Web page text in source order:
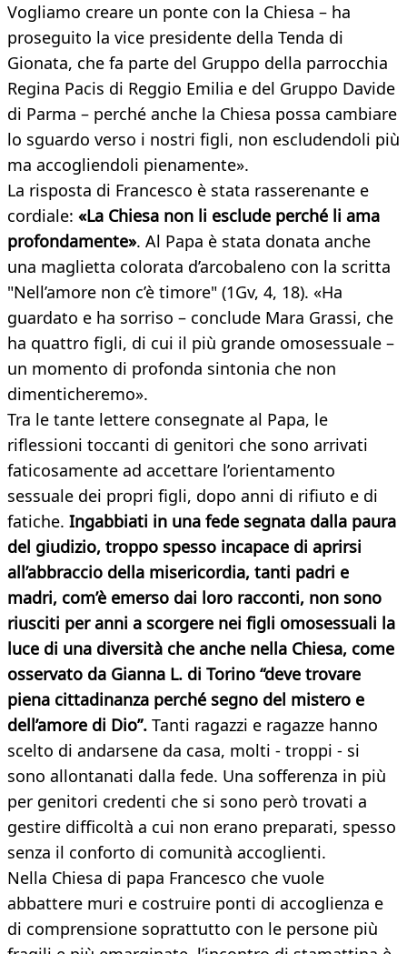
Vogliamo creare un ponte con la Chiesa – ha
proseguito la vice presidente della Tenda di
Gionata, che fa parte del Gruppo della parrocchia
Regina Pacis di Reggio Emilia e del Gruppo Davide
di Parma – perché anche la Chiesa possa cambiare
lo sguardo verso i nostri figli, non escludendoli più
ma accogliendoli pienamente».
La risposta di Francesco è stata rasserenante e
cordiale: «La Chiesa non li esclude perché li ama
profondamente». Al Papa è stata donata anche
una maglietta colorata d’arcobaleno con la scritta
"Nell’amore non c’è timore" (1Gv, 4, 18). «Ha
guardato e ha sorriso – conclude Mara Grassi, che
ha quattro figli, di cui il più grande omosessuale –
un momento di profonda sintonia che non
dimenticheremo».
Tra le tante lettere consegnate al Papa, le
riflessioni toccanti di genitori che sono arrivati
faticosamente ad accettare l’orientamento
sessuale dei propri figli, dopo anni di rifiuto e di
fatiche. Ingabbiati in una fede segnata dalla paura
del giudizio, troppo spesso incapace di aprirsi
all’abbraccio della misericordia, tanti padri e
madri, com’è emerso dai loro racconti, non sono
riusciti per anni a scorgere nei figli omosessuali la
luce di una diversità che anche nella Chiesa, come
osservato da Gianna L. di Torino “deve trovare
piena cittadinanza perché segno del mistero e
dell’amore di Dio”. Tanti ragazzi e ragazze hanno
scelto di andarsene da casa, molti - troppi - si
sono allontanati dalla fede. Una sofferenza in più
per genitori credenti che si sono però trovati a
gestire difficoltà a cui non erano preparati, spesso
senza il conforto di comunità accoglienti.
Nella Chiesa di papa Francesco che vuole
abbattere muri e costruire ponti di accoglienza e
di comprensione soprattutto con le persone più